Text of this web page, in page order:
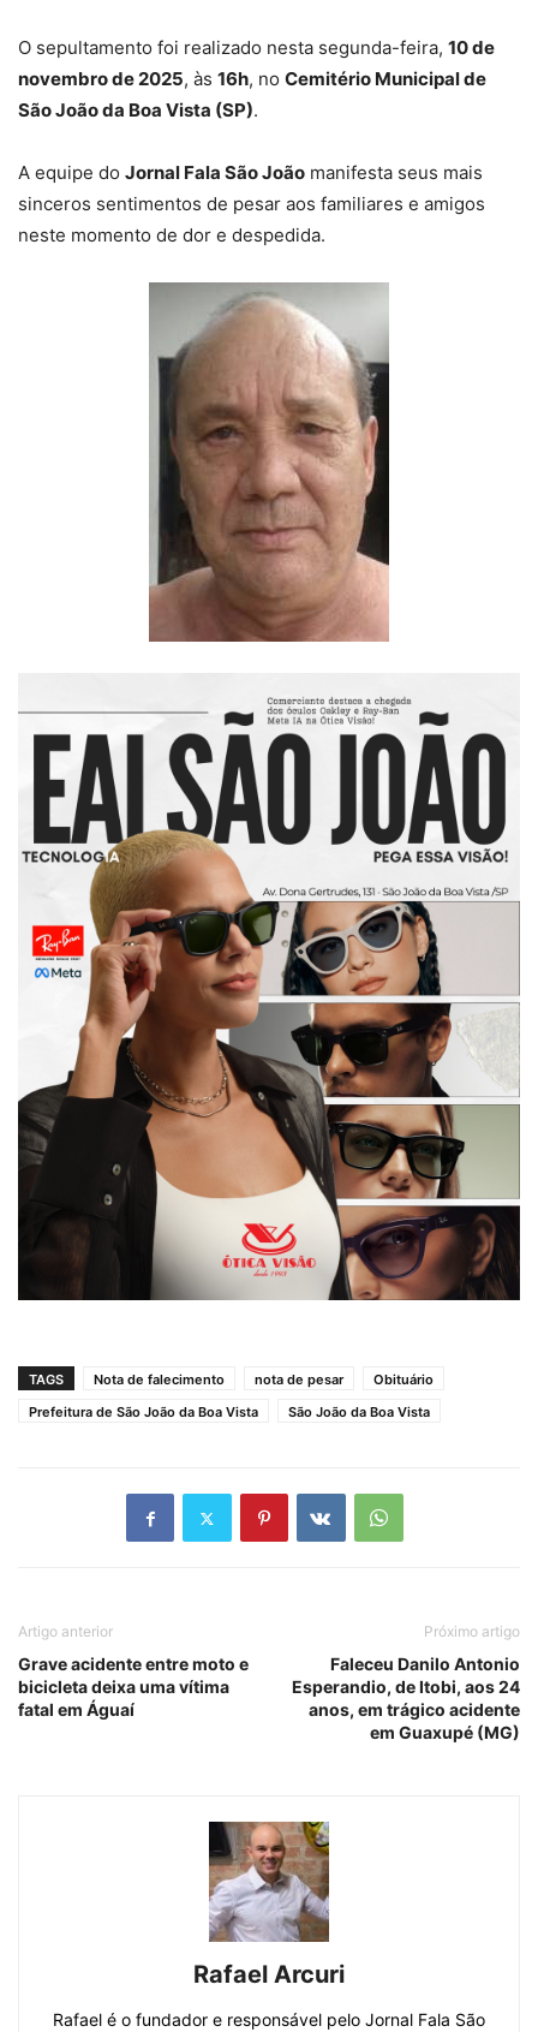
O sepultamento foi realizado nesta segunda-feira, 10 de
novembro de 2025, às 16h, no Cemitério Municipal de
São João da Boa Vista (SP).
A equipe do Jornal Fala São João manifesta seus mais
sinceros sentimentos de pesar aos familiares e amigos
neste momento de dor e despedida.
TAGS Nota de falecimento nota de pesar
Obituário
Prefeitura de São João da Boa Vista
São João da Boa Vista
Artigo anterior
Grave acidente entre moto e
bicicleta deixa uma vítima
fatal em Águaí
Próximo artigo
Faleceu Danilo Antonio
Esperandio, de Itobi, aos 24
anos, em trágico acidente
em Guaxupé (MG)
Rafael Arcuri
Rafael é o fundador e responsável pelo Jornal Fala São